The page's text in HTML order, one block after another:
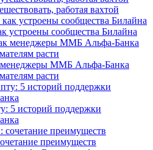
работая вахтой
устроены сообщества Билайна
менеджеры ММБ Альфа-Банка
расти
5 историй поддержки
преимуществ